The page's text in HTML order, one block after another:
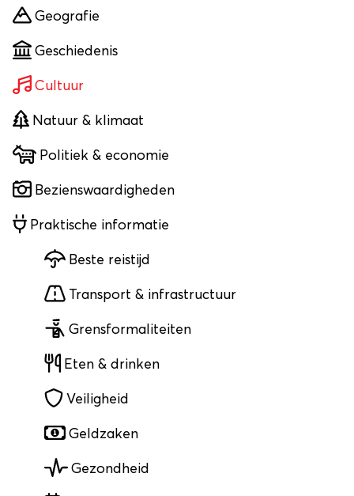
Geografie
Geschiedenis
Cultuur
Natuur & klimaat
Politiek & economie
Bezienswaardigheden
Praktische informatie
Beste reistijd
Transport & infrastructuur
Grensformaliteiten
Eten & drinken
Veiligheid
Geldzaken
Gezondheid